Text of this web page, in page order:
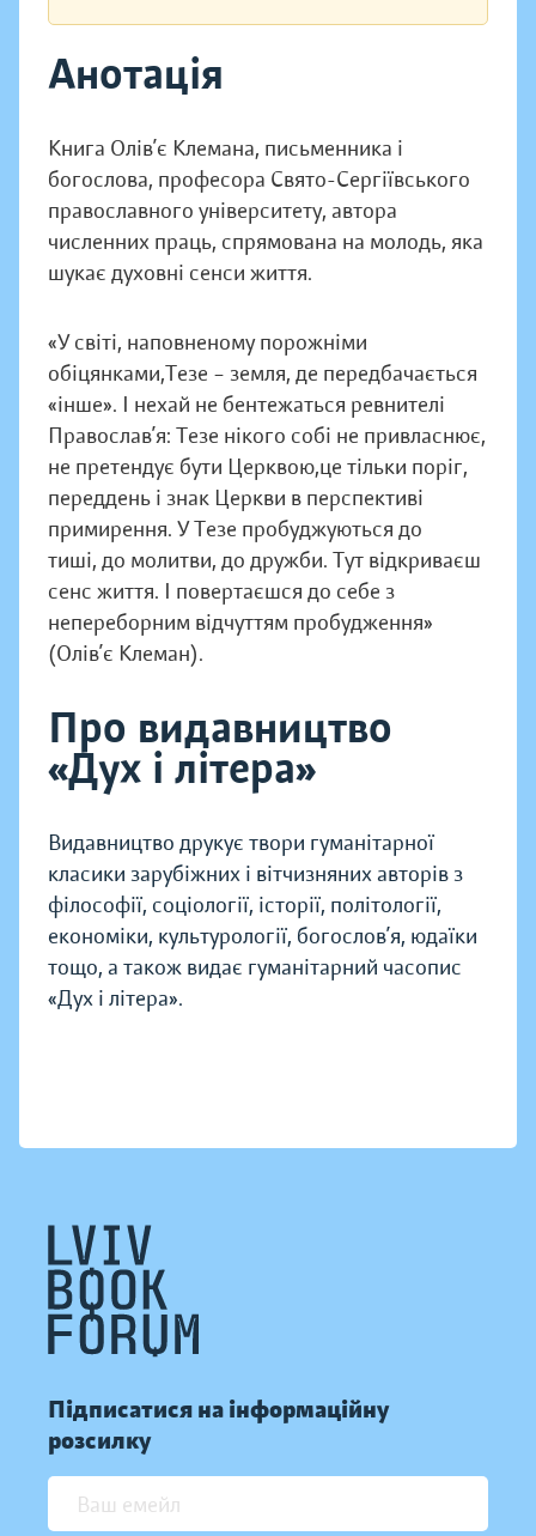
Анотація
Книга Олів’є Клемана, письменника і
богослова, професора Свято-Сергіївського
православного університету, автора
численних праць, спрямована на молодь, яка
шукає духовні сенси життя.
«У світі, наповненому порожніми
обіцянками,Тезе – земля, де передбачається
«інше». І нехай не бентежаться ревнителі
Православ’я: Тезе нікого собі не привласнює,
не претендує бути Церквою,це тільки поріг,
переддень і знак Церкви в перспективі
примирення. У Тезе пробуджуються до
тиші, до молитви, до дружби. Тут відкриваєш
сенс життя. І повертаєшся до себе з
непереборним відчуттям пробудження»
(Олів’є Клеман).
Про видавництво
«Дух і літера»
Видавництво друкує твори гуманітарної
класики зарубіжних і вітчизняних авторів з
філософії, соціології, історії, політології,
економіки, культурології, богослов’я, юдаїки
тощо, а також видає гуманітарний часопис
«Дух і літера».
Підписатися на інформаційну
розсилку